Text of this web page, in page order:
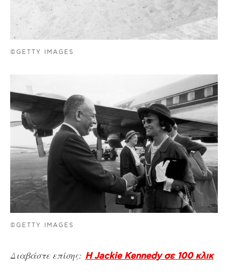
©GETTY IMAGES
©GETTY IMAGES
Διαβάστε επίσης: H Jackie Kennedy σε 100 κλικ